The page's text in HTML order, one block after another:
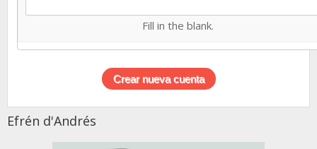
Fill in the blank.
Efrén d'Andrés